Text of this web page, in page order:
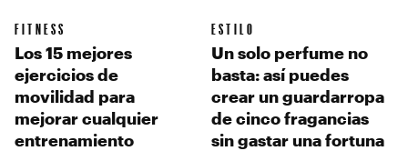
FITNESS
Los 15 mejores
ejercicios de
movilidad para
mejorar cualquier
entrenamiento
ESTILO
Un solo perfume no
basta: así puedes
crear un guardarropa
de cinco fragancias
sin gastar una fortuna